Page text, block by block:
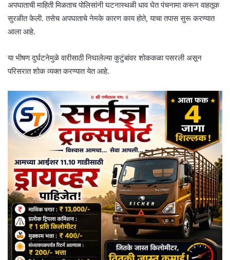
अपघाताची माहिती मिळताच पोलिसांनी घटनास्थळी धाव घेत पंचनामा करून वाहतूक
सुरळीत केली. तसेच अपघाताचे नेमके कारण काय होते, याचा तपास सुरू करण्यात
आला आहे.
या भीषण दुर्घटनेमुळे वारीसाठी निघालेल्या कुटुंबांवर शोककळा पसरली असून
परिसरात शोक व्यक्त करण्यात येत आहे.